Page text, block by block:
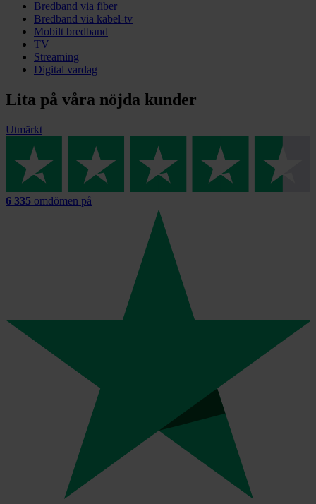
Bredband via fiber
Bredband via kabel-tv
Mobilt bredband
TV
Streaming
Digital vardag
Lita på våra nöjda kunder
Utmärkt
6 335 omdömen på